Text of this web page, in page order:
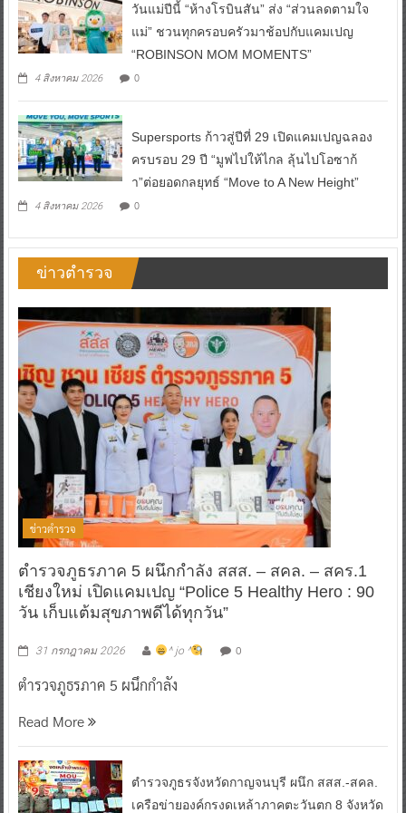
วันแม่ปีนี้ “ห้างโรบินสัน” ส่ง “ส่วนลดตามใจ
แม่” ชวนทุกครอบครัวมาช้อปกับแคมเปญ
“ROBINSON MOM MOMENTS”
4 สิงหาคม 2026 0
Supersports ก้าวสู่ปีที่ 29 เปิดแคมเปญฉลอง
ครบรอบ 29 ปี “มูฟไปให้ไกล ลุ้นไปโอซาก้
า”ต่อยอดกลยุทธ์ “Move to A New Height”
4 สิงหาคม 2026 0
ข่าวตำรวจ
ข่าวตำรวจ
ตำรวจภูธรภาค 5 ผนึกกำลัง สสส. – สคล. – สคร.1
เชียงใหม่ เปิดแคมเปญ “Police 5 Healthy Hero : 90
วัน เก็บแต้มสุขภาพดีได้ทุกวัน”
31 กรกฎาคม 2026 ^ jo ^ 0
ตำรวจภูธรภาค 5 ผนึกกำลัง
Read More
ตำรวจภูธรจังหวัดกาญจนบุรี ผนึก สสส.-สคล.
เครือข่ายองค์กรงดเหล้าภาคตะวันตก 8 จังหวัด